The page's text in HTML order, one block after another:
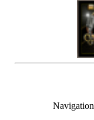
Navigation